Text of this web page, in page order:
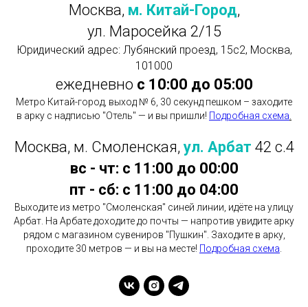
Москва, м. Китай-Город,
ул. Маросейка 2/15
Юридический адрес: Лубянский проезд, 15с2, Москва,
101000
ежедневно с 10:00 до 05:00
Метро Китай-город, выход № 6, 30 секунд пешком – заходите
в арку с надписью "Отель" — и вы пришли! Подробная схема
Москва, м. Смоленская,ул. Арбат 42 с.4
вс - чт: с 11:00 до 00:00
пт - сб: с 11:00 до 04:00
Выходите из метро "Смоленская" синей линии, идёте на улицу
Арбат. На Арбате доходите до почты — напротив увидите арку
рядом с магазином сувениров "Пушкин". Заходите в арку,
проходите 30 метров — и вы на месте! Подробная схема